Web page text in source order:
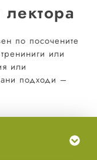
по посочените
или
или
подходи –